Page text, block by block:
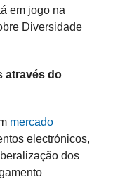
em jogo na
Diversidade
através do
mercado
electrónicos,
dos